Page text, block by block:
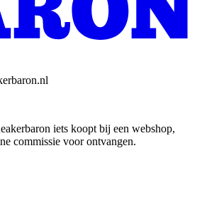
iets koopt bij een webshop,
commissie voor ontvangen.